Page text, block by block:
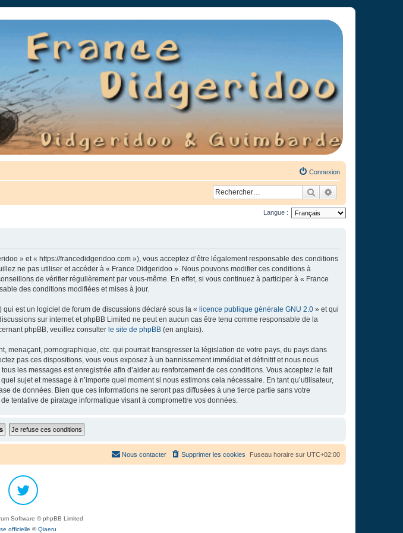
Connexion
Rechercher
Langue :
» et « https://francedidgeridoo.com »), vous acceptez d’être légalement responsable des conditions
ne pas utiliser et accéder à « France Didgeridoo ». Nous pouvons modifier ces conditions à
de vérifier régulièrement par vous-même. En effet, si vous continuez à participer à « France
des conditions modifiées et mises à jour.
est un logiciel de forum de discussions déclaré sous la « licence publique générale GNU 2.0 » et qui
sur internet et phpBB Limited ne peut en aucun cas être tenu comme responsable de la
phpBB, veuillez consulter le site de phpBB (en anglais).
pornographique, etc. qui pourrait transgresser la législation de votre pays, du pays dans
pas ces dispositions, vous vous exposez à un bannissement immédiat et définitif et nous nous
les messages est enregistrée afin d’aider au renforcement de ces conditions. Vous acceptez le fait
sujet et message à n’importe quel moment si nous estimons cela nécessaire. En tant qu’utilisateur,
de données. Bien que ces informations ne seront pas diffusées à une tierce partie sans votre
tentative de piratage informatique visant à compromettre vos données.
Fuseau horaire sur UTC+02:00
Supprimer les cookies
Nous contacter
Software © phpBB Limited
officielle ©Qiaeru